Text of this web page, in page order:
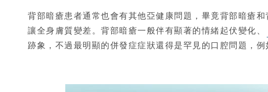
背部暗瘡患者通常也會有其他亞健康問題，畢竟背部暗瘡
讓全身膚質變差。背部暗瘡一般伴有顯著的情緒起伏變化、
跡象，不過最明顯的併發症症狀還得是罕見的口腔問題，例